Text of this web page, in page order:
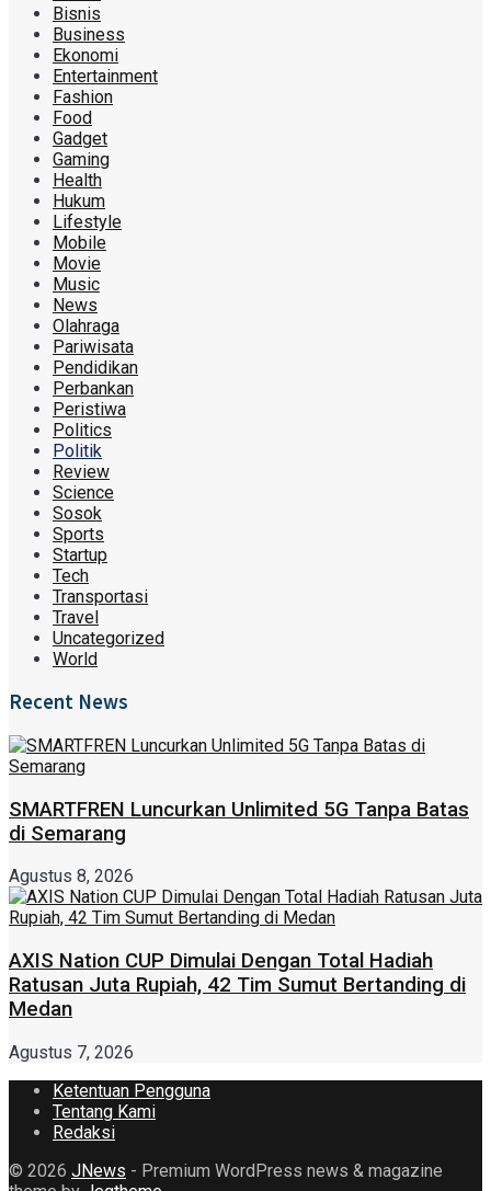
Bisnis
Business
Ekonomi
Entertainment
Fashion
Food
Gadget
Gaming
Health
Hukum
Lifestyle
Mobile
Movie
Music
News
Olahraga
Pariwisata
Pendidikan
Perbankan
Peristiwa
Politics
Politik
Review
Science
Sosok
Sports
Startup
Tech
Transportasi
Travel
Uncategorized
World
Recent News
SMARTFREN Luncurkan Unlimited 5G Tanpa Batas
di Semarang
Agustus 8, 2026
AXIS Nation CUP Dimulai Dengan Total Hadiah
Ratusan Juta Rupiah, 42 Tim Sumut Bertanding di
Medan
Agustus 7, 2026
Ketentuan Pengguna
Tentang Kami
Redaksi
© 2026 JNews - Premium WordPress news & magazine